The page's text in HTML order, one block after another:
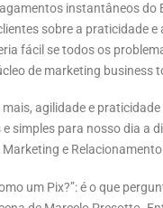
instantâneos do
sobre a praticidade
fácil se todos os
de marketing business
mais, agilidade e
simples para nosso dia a
e
um Pix?”: é o que